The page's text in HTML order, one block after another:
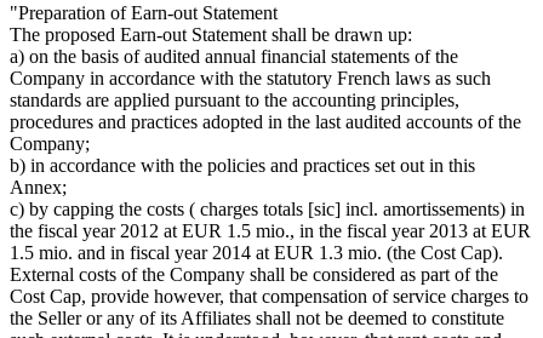
"Preparation of Earn-out Statement
The proposed Earn-out Statement shall be drawn up:
a) on the basis of audited annual financial statements of the
Company in accordance with the statutory French laws as such
standards are applied pursuant to the accounting principles,
procedures and practices adopted in the last audited accounts of the
Company;
b) in accordance with the policies and practices set out in this
Annex;
c) by capping the costs ( charges totals [sic] incl. amortissements) in
the fiscal year 2012 at EUR 1.5 mio., in the fiscal year 2013 at EUR
1.5 mio. and in fiscal year 2014 at EUR 1.3 mio. (the Cost Cap).
External costs of the Company shall be considered as part of the
Cost Cap, provide however, that compensation of service charges to
the Seller or any of its Affiliates shall not be deemed to constitute